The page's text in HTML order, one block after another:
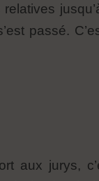
passé.
aux jurys,